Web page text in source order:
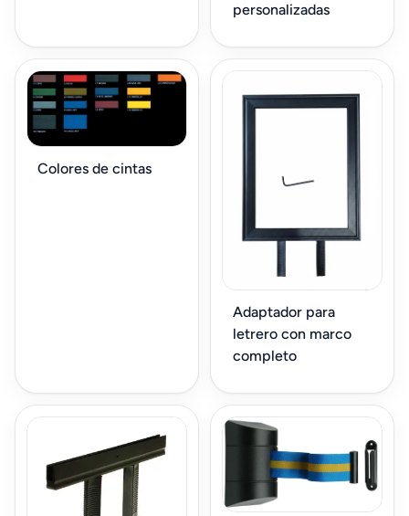
personalizadas
Colores de cintas
Adaptador para
letrero con marco
completo